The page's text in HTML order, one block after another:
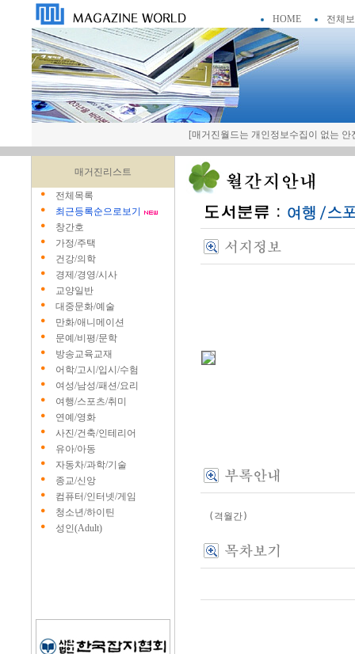
HOME 전체
[매거진월드는 개인정보수집이 없는 안
매거진리스트
전체목록
최근등록순으로보기
창간호
가정/주택
건강/의학
경제/경영/시사
교양일반
대중문화/예술
만화/애니메이션
문예/비평/문학
방송교육교재
어학/고시/입시/수험
여성/남성/패션/요리
여행/스포츠/취미
연예/영화
사진/건축/인테리어
유아/아동
자동차/과학/기술
종교/신앙
컴퓨터/인터넷/게임
청소년/하이틴
성인(Adult)
(격월간)